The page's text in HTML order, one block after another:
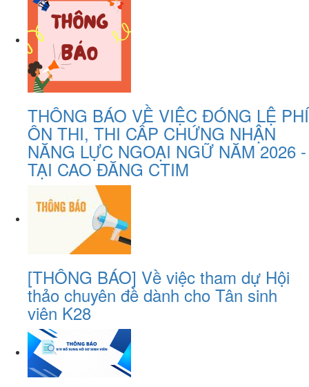
THÔNG BÁO VỀ VIỆC ĐÓNG LỆ PHÍ
ÔN THI, THI CẤP CHỨNG NHẬN
NĂNG LỰC NGOẠI NGỮ NĂM 2026 -
TẠI CAO ĐĂNG CTIM
[THÔNG BÁO] Về việc tham dự Hội
thảo chuyên đề dành cho Tân sinh
viên K28